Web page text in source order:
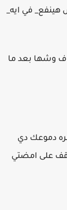
في ايه_
وشها بعد ما
دموعك دي
على امضتي